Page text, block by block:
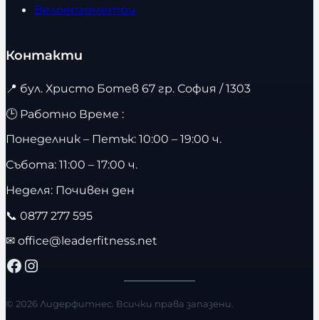
Велоергометри
Контакти
📍 бул. Христо Ботев 67 гр. София / 1303
🕒 Работно Време :
Понеделник – Петък: 10:00 – 19:00 ч.
Събота: 11:00 – 17:00 ч.
Неделя: Почивен ден
📞 0877 277 595
✉ office@leaderfitness.net
Facebook Instagram
© 2026 Лидерфитнес. Всички права запазени.